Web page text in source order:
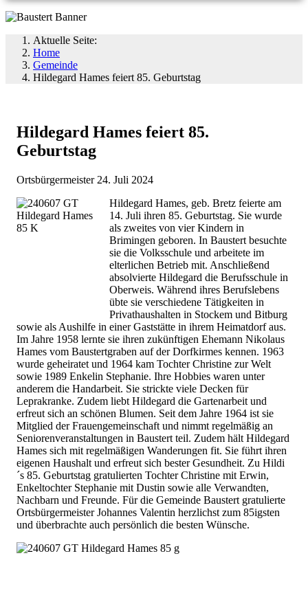
Aktuelle Seite:
Home
Gemeinde
Hildegard Hames feiert 85. Geburtstag
Hildegard Hames feiert 85.
Geburtstag
Ortsbürgermeister 24. Juli 2024
Hildegard Hames, geb. Bretz feierte am
14. Juli ihren 85. Geburtstag. Sie wurde
als zweites von vier Kindern in
Brimingen geboren. In Baustert besuchte
sie die Volksschule und arbeitete im
elterlichen Betrieb mit. Anschließend
absolvierte Hildegard die Berufsschule in
Oberweis. Während ihres Berufslebens
übte sie verschiedene Tätigkeiten in
Privathaushalten in Stockem und Bitburg
sowie als Aushilfe in einer Gaststätte in ihrem Heimatdorf aus.
Im Jahre 1958 lernte sie ihren zukünftigen Ehemann Nikolaus
Hames vom Baustertgraben auf der Dorfkirmes kennen. 1963
wurde geheiratet und 1964 kam Tochter Christine zur Welt
sowie 1989 Enkelin Stephanie. Ihre Hobbies waren unter
anderem die Handarbeit. Sie strickte viele Decken für
Leprakranke. Zudem liebt Hildegard die Gartenarbeit und
erfreut sich an schönen Blumen. Seit dem Jahre 1964 ist sie
Mitglied der Frauengemeinschaft und nimmt regelmäßig an
Seniorenveranstaltungen in Baustert teil. Zudem hält Hildegard
Hames sich mit regelmäßigen Wanderungen fit. Sie führt ihren
eigenen Haushalt und erfreut sich bester Gesundheit. Zu Hildi
´s 85. Geburtstag gratulierten Tochter Christine mit Erwin,
Enkeltochter Stephanie mit Dustin sowie alle Verwandten,
Nachbarn und Freunde. Für die Gemeinde Baustert gratulierte
Ortsbürgermeister Johannes Valentin herzlichst zum 85igsten
und überbrachte auch persönlich die besten Wünsche.